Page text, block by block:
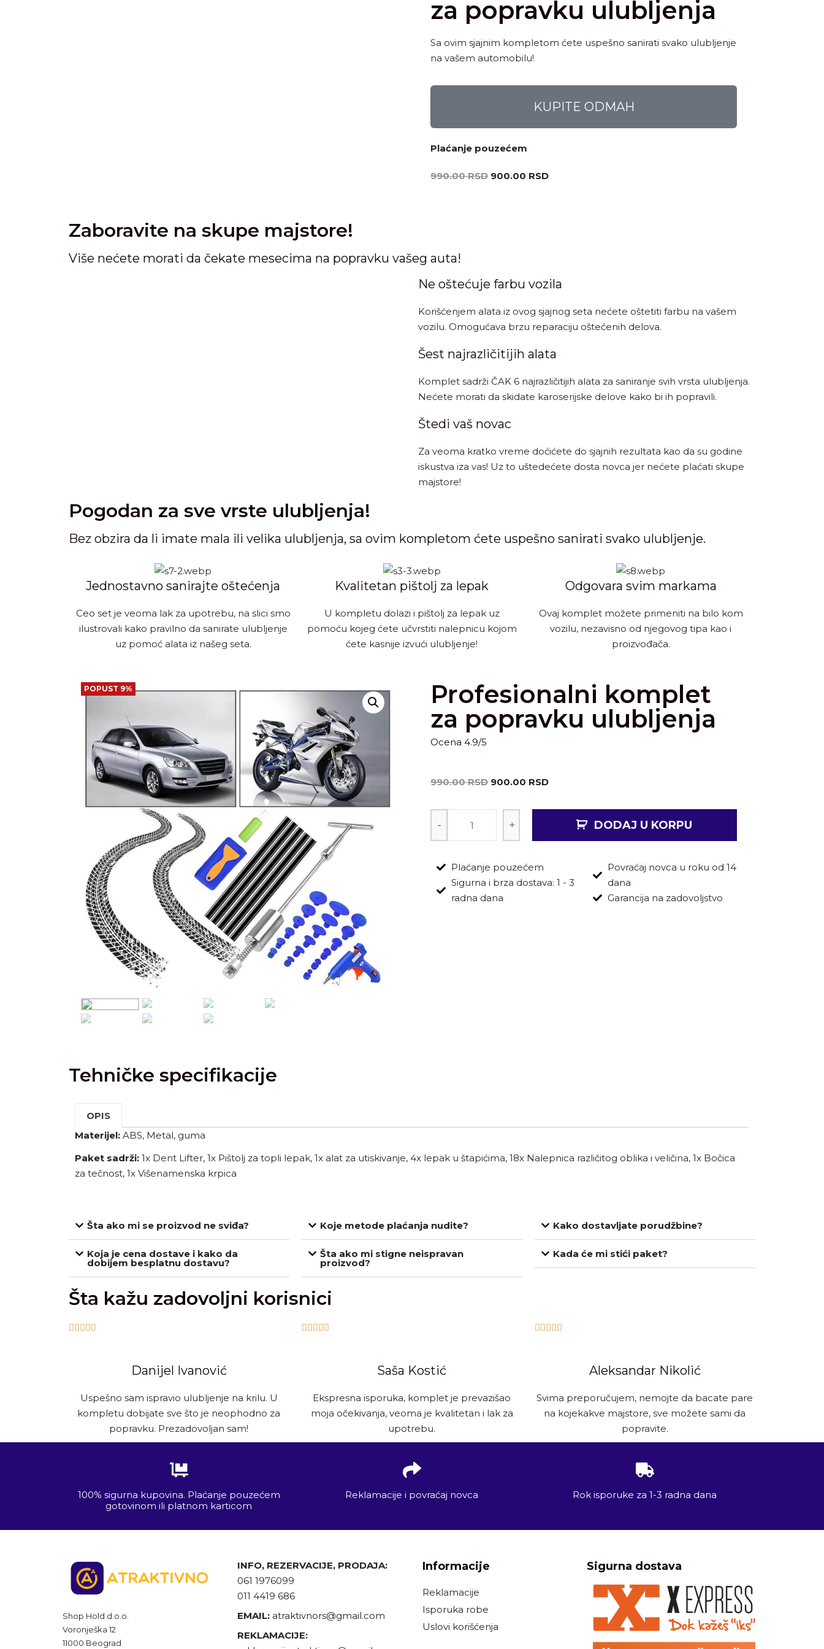
za popravku ulubljenja
Sa ovim sjajnim kompletom ćete uspešno sanirati svako ulubljenje
na vašem automobilu!
KUPITE ODMAH
Plaćanje pouzećem
990.00RSD 900.00 RSD
Zaboravite na skupe majstore!
Više nećete morati da čekate mesecima na popravku vašeg auta!
Ne oštećuje farbu vozila
Korišćenjem alata iz ovog sjajnog seta nećete oštetiti farbu na vašem
vozilu. Omogućava brzu reparaciju oštećenih delova.
Šest najrazličitijih alata
Komplet sadrži ČAK 6 najrazličitijih alata za saniranje svih vrsta ulubljenja.
Nećete morati da skidate karoserijske delove kako bi ih popravili.
Štedi vaš novac
Za veoma kratko vreme doćićete do sjajnih rezultata kao da su godine
iskustva iza vas! Uz to uštedećete dosta novca jer nećete plaćati skupe
majstore!
Pogodan za sve vrste ulubljenja!
Bez obzira da li imate mala ili velika ulubljenja, sa ovim kompletom ćete uspešno sanirati svako ulubljenje.
Jednostavno sanirajte oštećenja
Ceo set je veoma lak za upotrebu, na slici smo
ilustrovali kako pravilno da sanirate ulubljenje
uz pomoć alata iz našeg seta.
Kvalitetan pištolj za lepak
U kompletu dolazi i pištolj za lepak uz
pomoću kojeg ćete učvrstiti nalepnicu kojom
ćete kasnije izvući ulubljenje!
Odgovara svim markama
Ovaj komplet možete primeniti na bilo kom
vozilu, nezavisno od njegovog tipa kao i
proizvođača.
POPUST 9%
Profesionalni komplet
za popravku ulubljenja
Ocena 4.9/5
990.00RSD 900.00 RSD
- + DODAJ U KORPU
Plaćanje pouzećem
Sigurna i brza dostava: 1 - 3
radna dana
Povraćaj novca u roku od 14
dana
Garancija na zadovoljstvo
Tehničke specifikacije
OPIS
Materijel: ABS, Metal, guma
Paket sadrži: 1x Dent Lifter, 1x Pištolj za topli lepak, 1x alat za utiskivanje, 4x lepak u štapićima, 18x Nalepnica različitog oblika i veličina, 1x Bočica
za tečnost, 1x Višenamenska krpica
Šta ako mi se proizvod ne sviđa?
Koja je cena dostave i kako da
dobijem besplatnu dostavu?
Koje metode plaćanja nudite?
Šta ako mi stigne neispravan
proizvod?
Kako dostavljate porudžbine?
Kada će mi stići paket?
Šta kažu zadovoljni korisnici
    
Danijel Ivanović
Uspešno sam ispravio ulubljenje na krilu. U
kompletu dobijate sve što je neophodno za
popravku. Prezadovoljan sam!
    
Saša Kostić
Ekspresna isporuka, komplet je prevazišao
moja očekivanja, veoma je kvalitetan i lak za
upotrebu.
    
Aleksandar Nikolić
Svima preporučujem, nemojte da bacate pare
na kojekakve majstore, sve možete sami da
popravite.
100% sigurna kupovina. Plaćanje pouzećem
gotovinom ili platnom karticom
Reklamacije i povraćaj novca Rok isporuke za 1-3 radna dana
Shop Hold d.o.o.
Voronješka 12
11000 Beograd
INFO, REZERVACIJE, PRODAJA:
061 1976099
011 4419 686
EMAIL: atraktivnors@gmail.com
REKLAMACIJE:
Informacije
Reklamacije
Isporuka robe
Uslovi korišćenja
Sigurna dostava